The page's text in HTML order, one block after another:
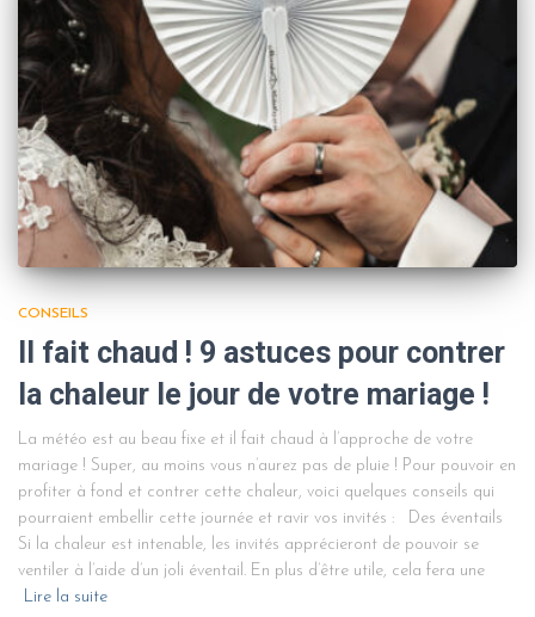
CONSEILS
Il fait chaud ! 9 astuces pour contrer
la chaleur le jour de votre mariage !
La météo est au beau fixe et il fait chaud à l’approche de votre
mariage ! Super, au moins vous n’aurez pas de pluie ! Pour pouvoir en
profiter à fond et contrer cette chaleur, voici quelques conseils qui
pourraient embellir cette journée et ravir vos invités : Des éventails
Si la chaleur est intenable, les invités apprécieront de pouvoir se
ventiler à l’aide d’un joli éventail. En plus d’être utile, cela fera une
Lire la suite